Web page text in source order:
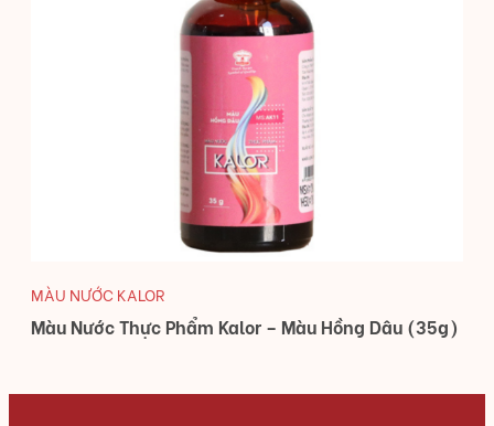
MÀU NƯỚC KALOR
Màu Nước Thực Phẩm Kalor – Màu Hồng Dâu (35g)